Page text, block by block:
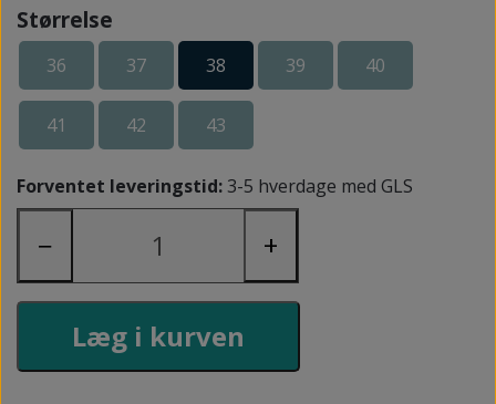
Størrelse
36 37 38 39 40
41 42 43
Forventet leveringstid:3-5 hverdage med GLS
− +
Læg i kurven